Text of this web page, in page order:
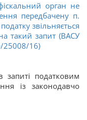
орган не
передбачену п.
звільняється
такий запит (ВАСУ
25008/16)
запиті податковим
із законодавчо